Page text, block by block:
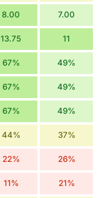
8.00 7.00
13.75 11
67% 49%
67% 49%
67% 49%
44% 37%
22% 26%
11% 21%